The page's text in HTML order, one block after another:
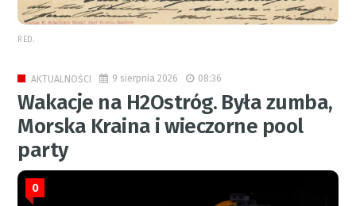
RED.
AKTUALNOŚCI 9 sierpnia 2026 08:36
Wakacje na H2Ostróg. Była zumba,
Morska Kraina i wieczorne pool
party
0